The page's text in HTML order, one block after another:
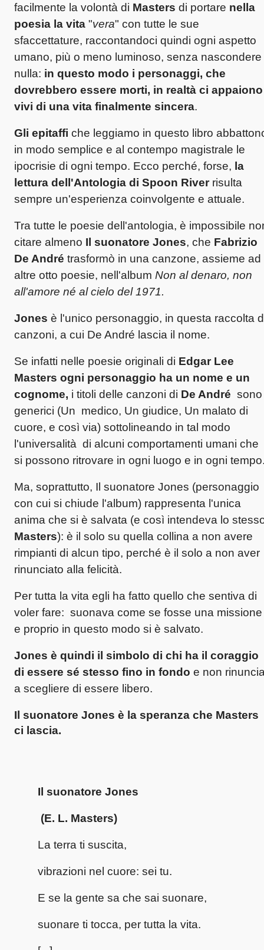
facilmente la volontà di Masters di portare nella
poesia la vita "vera" con tutte le sue
sfaccettature, raccontandoci quindi ogni aspetto
umano, più o meno luminoso, senza nascondere
nulla: in questo modo i personaggi, che
dovrebbero essere morti, in realtà ci appaiono
vivi di una vita finalmente sincera.
Gli epitaffi che leggiamo in questo libro
in modo semplice e al contempo magistrale le
ipocrisie di ogni tempo. Ecco perché, forse, la
lettura dell'Antologia di Spoon Riverrisulta
sempre un'esperienza coinvolgente e attuale.
Tra tutte le poesie dell'antologia, è impossibile
citare almeno Il suonatore Jones, che Fabrizio
De André trasformò in una canzone, assieme ad
altre otto poesie, nell'album Non al denaro, non
all'amore né al cielo del 1971.
Jones è l'unico personaggio, in questa raccolta
canzoni, a cui De André lascia il nome.
Se infatti nelle poesie originali di Edgar Lee
Masters ogni personaggio ha un nome e un
cognome, i titoli delle canzoni di De André sono
generici (Un medico, Un giudice, Un malato di
cuore, e così via) sottolineando in tal modo
l'universalità di alcuni comportamenti umani che
si possono ritrovare in ogni luogo e in ogni
Ma, soprattutto, Il suonatore Jones (personaggio
con cui si chiude l'album) rappresenta l'unica
anima che si è salvata (e così intendeva lo
Masters): è il solo su quella collina a non avere
rimpianti di alcun tipo, perché è il solo a non aver
rinunciato alla felicità.
Per tutta la vita egli ha fatto quello che sentiva di
voler fare: suonava come se fosse una missione
e proprio in questo modo si è salvato.
Jones è quindi il simbolo di chi ha il coraggio
di essere sé stesso fino in fondo e non
a scegliere di essere libero.
Il suonatore Jones è la speranza che Masters
ci lascia.
Il suonatore Jones
(E. L. Masters)
La terra ti suscita,
vibrazioni nel cuore: sei tu.
E se la gente sa che sai suonare,
suonare ti tocca, per tutta la vita.